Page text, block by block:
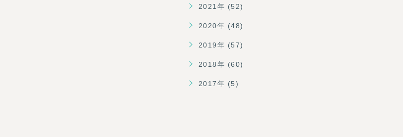
2021年 (52)
2020年 (48)
2019年 (57)
2018年 (60)
2017年 (5)